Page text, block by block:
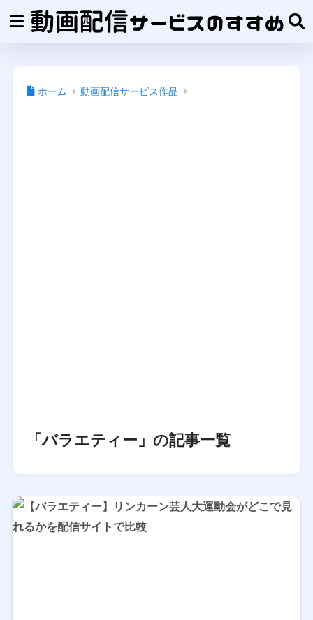
ホーム 動画配信サービス作品
「バラエティー」の記事一覧